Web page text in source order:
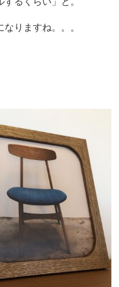
りますね。。。